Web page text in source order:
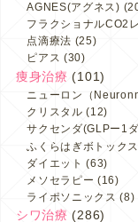
AGNES(アグネス)
フラクショナルCO2
点滴療法 (25)
ピアス (30)
痩身治療 (101)
ニューロン（Neuronn
クリスタル (12)
サクセンダ(GLPー1
ふくらはぎボトックス
ダイエット (63)
メソセラピー (16)
ライポソニックス (8)
シワ治療 (286)